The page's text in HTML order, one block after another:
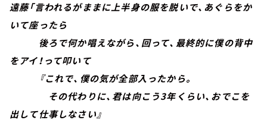
遠藤「言われるがままに上半身の服を脱いで、あぐらをか
いて座ったら
後ろで何か唱えながら、回って、最終的に僕の背中
をアイ！って叩いて
『これで、僕の気が全部入ったから。
その代わりに、君は向こう3年くらい、おでこを
出して仕事しなさい』